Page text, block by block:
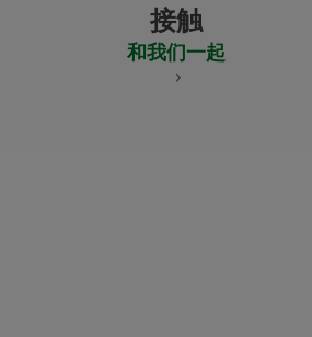
接触
和我们一起